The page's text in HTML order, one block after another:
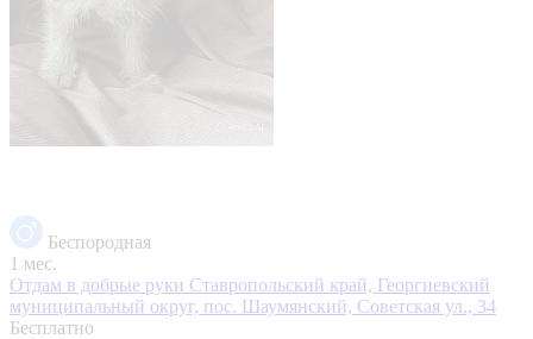
Беспородная
1 мес.
Отдам в добрые руки Ставропольский край, Георгиевский
муниципальный округ, пос. Шаумянский, Советская ул., 34
Бесплатно